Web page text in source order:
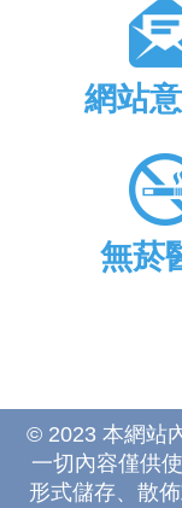
網站
無菸
© 2023 本網站
一切內容僅供
形式儲存、散